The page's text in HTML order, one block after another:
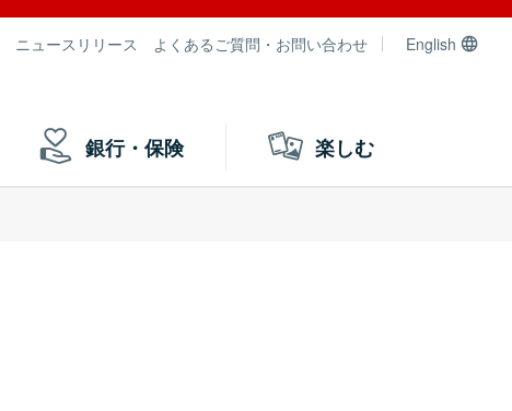
ニュースリリース よくあるご質問・お問い合わせ English
銀行・保険 楽しむ